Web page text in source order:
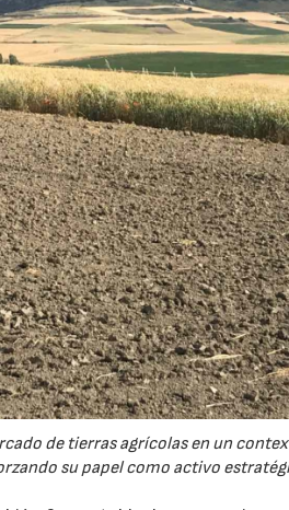
de tierras agrícolas en un
su papel como activo